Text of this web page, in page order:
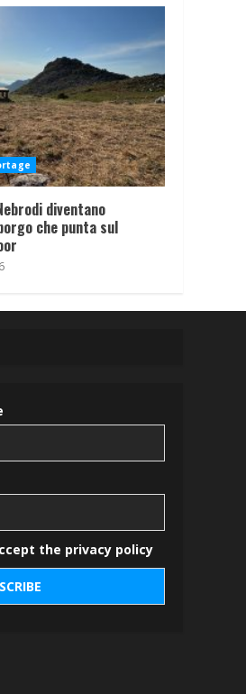
diventano
che punta sul
the privacy policy